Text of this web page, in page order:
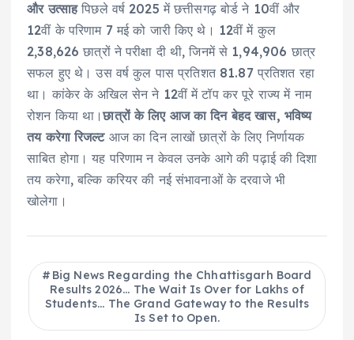
और उत्साहपिछले वर्ष 2025 में छत्तीसगढ़ बोर्ड ने 10वीं और
12वीं के परिणाम 7 मई को जारी किए थे। 12वीं में कुल
2,38,626 छात्रों ने परीक्षा दी थी, जिनमें से 1,94,906 छात्र
सफल हुए थे। उस वर्ष कुल पास प्रतिशत 81.87 प्रतिशत रहा
था। कांकेर के अखिल सेन ने 12वीं में टॉप कर पूरे राज्य में नाम
रोशन किया था।छात्रों के लिए आज का दिन बेहद खास, भविष्य
तय करेगा रिजल्टआज का दिन लाखों छात्रों के लिए निर्णायक
साबित होगा। यह परिणाम न केवल उनके आगे की पढ़ाई की दिशा
तय करेगा, बल्कि करियर की नई संभावनाओं के दरवाजे भी
खोलेगा।
Big News Regarding the Chhattisgarh Board
Results 2026... The Wait Is Over for Lakhs of
Students... The Grand Gateway to the Results
Is Set to Open.